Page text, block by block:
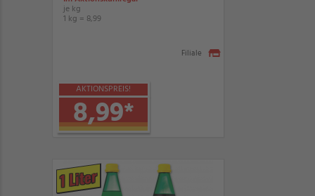
je kg
1 kg = 8,99
AKTIONSPREIS!
8,99*
Filiale
1 Liter